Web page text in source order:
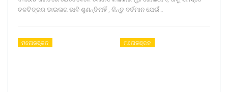
ଚଳଚିତ୍ରର ଡାଇଲଗ ଭାବି ଶୁଣନ୍ତିନାହିଁ , କିନ୍ତୁ ବର୍ତମାନ ଯେଉଁ…
ମନୋରଞ୍ଜନ ମନୋରଞ୍ଜନ